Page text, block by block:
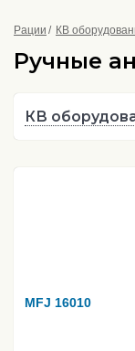
Рации КВ
Ручные
КВ
MFJ 16010